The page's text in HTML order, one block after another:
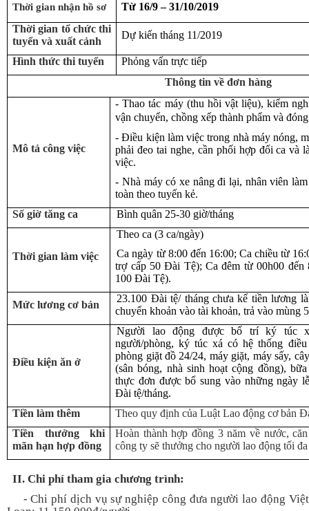
Thời gian nhận hồ sơ
Từ 16/9 – 31/10/2019
Thời gian tổ chức thi
tuyển và xuất cảnh
Dự kiến tháng 11/2019
Hình thức thi tuyển
Phỏng vấn trực tiếp
Thông tin về đơn hàng
Mô tả công việc
- Thao tác máy (thu hồi vật liệu), kiểm
vận chuyển, chồng xếp thành phẩm và
- Điều kiện làm việc trong nhà máy nóng,
phải đeo tai nghe, cần phối hợp đổi ca và
việc.
- Nhà máy có xe nâng đi lại, nhân viên
toàn theo tuyến kẻ.
Số giờ tăng ca
Bình quân 25-30 giờ/tháng
Thời gian làm việc
Theo ca (3 ca/ngày)
Ca ngày từ 8:00 đến 16:00; Ca chiều từ
trợ cấp 50 Đài Tệ); Ca đêm từ 00h00 đến
100 Đài Tệ).
Mức lương cơ bản
23.100 Đài tệ/ tháng chưa kể tiền lương
chuyển khoản vào tài khoản, trả vào mùng
Điều kiện ăn ở
Người lao động được bố trí ký túc
người/phòng, ký túc xá có hệ thống
phòng giặt đồ 24/24, máy giặt, máy sấy,
(sân bóng, nhà sinh hoạt cộng đồng),
thực đơn được bổ sung vào những ngày
Đài tệ/tháng.
Tiền làm thêm
Theo quy định của Luật Lao động cơ bản
Tiền thưởng khi
mãn hạn hợp đồng
Hoàn thành hợp đồng 3 năm về nước,
công ty sẽ thưởng cho người lao động tối
Chi phí tham gia chương trình:
- Chi phí dịch vụ sự nghiệp công đưa người lao động